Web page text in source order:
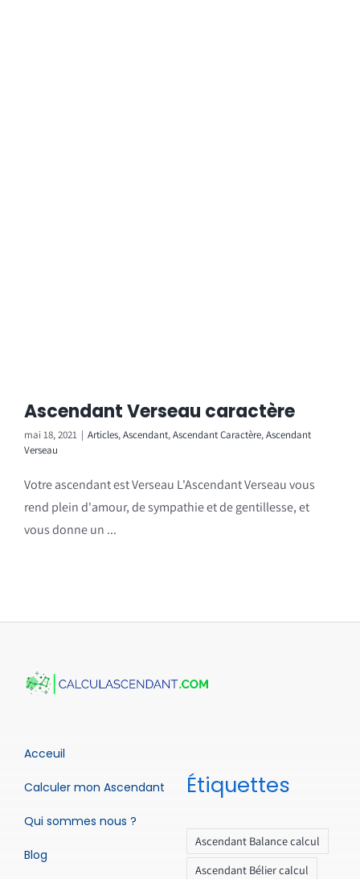
Ascendant Verseau caractère
mai 18, 2021 | Articles,Ascendant,Ascendant Caractère,Ascendant
Verseau
Votre ascendant est Verseau L'Ascendant Verseau vous
rend plein d'amour, de sympathie et de gentillesse, et
vous donne un ...
Acceuil
Calculer mon Ascendant
Qui sommes nous ?
Blog
Étiquettes
Ascendant Balance calcul
Ascendant Bélier calcul